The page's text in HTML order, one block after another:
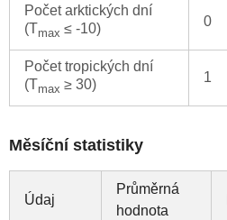
Počet arktických dní
(Tmax ≤ -10) 0
Počet tropických dní
(Tmax ≥ 30) 1
Měsíční statistiky
Údaj
Průměrná
hodnota